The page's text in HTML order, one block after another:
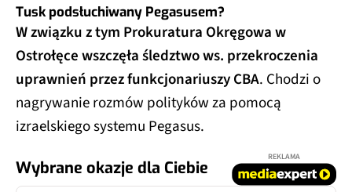
Tusk podsłuchiwany Pegasusem?
W związku z tym Prokuratura Okręgowa w
Ostrołęce wszczęła śledztwo ws. przekroczenia
uprawnień przez funkcjonariuszy CBA. Chodzi o
nagrywanie rozmów polityków za pomocą
izraelskiego systemu Pegasus.
Wybrane okazje dla Ciebie
REKLAMA